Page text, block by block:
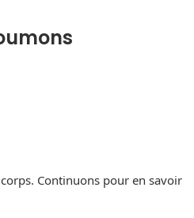
Continuons pour en savoir